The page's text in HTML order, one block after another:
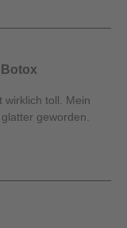
5 Sternen
wirklich toll. Mein
geworden.